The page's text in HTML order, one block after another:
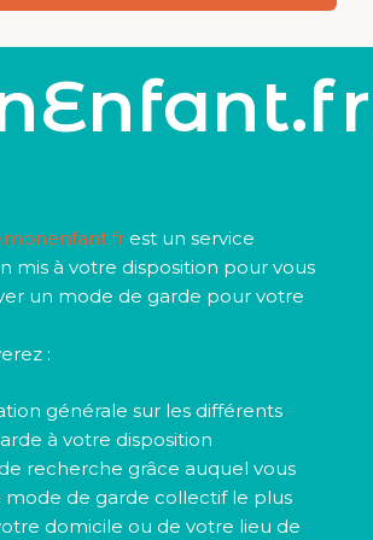
est un service
mis à votre disposition pour vous
un mode de garde pour votre
:
générale sur les différents
à votre disposition
recherche grâce auquel vous
mode de garde collectif le plus
domicile ou de votre lieu de